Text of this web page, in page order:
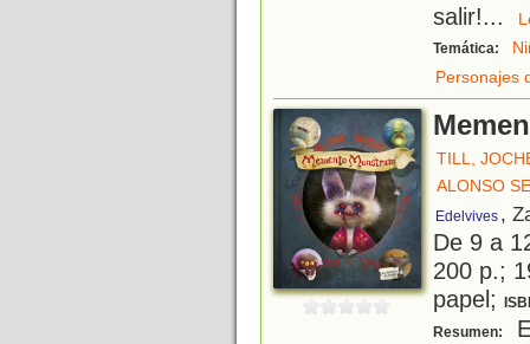
salir!...
Temática:
Personajes
TILL,
ALONSO
Edelvives ,
De 9 a
200 p.;
papel;
Resumen: